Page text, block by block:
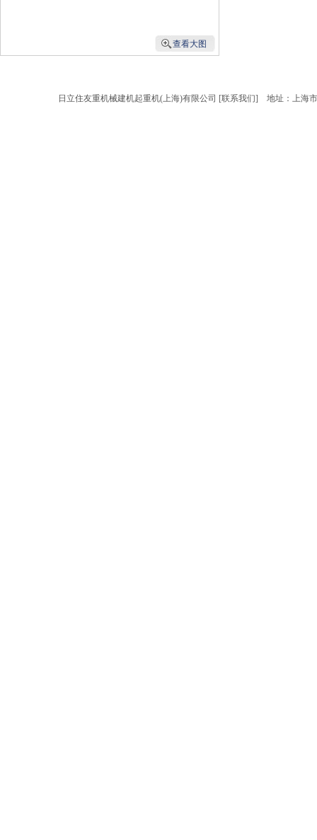
查看大图
日立住友重机械建机起重机(上海)有限公司 [联系我们] 地址：上海市